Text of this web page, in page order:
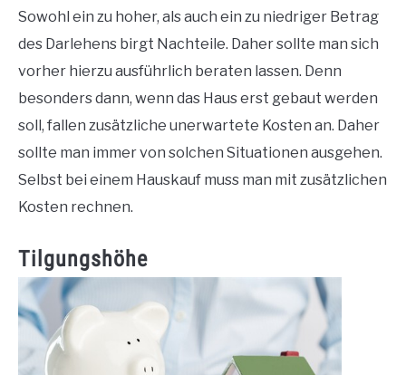
Sowohl ein zu hoher, als auch ein zu niedriger Betrag
des Darlehens birgt Nachteile. Daher sollte man sich
vorher hierzu ausführlich beraten lassen. Denn
besonders dann, wenn das Haus erst gebaut werden
soll, fallen zusätzliche unerwartete Kosten an. Daher
sollte man immer von solchen Situationen ausgehen.
Selbst bei einem Hauskauf muss man mit zusätzlichen
Kosten rechnen.
Tilgungshöhe